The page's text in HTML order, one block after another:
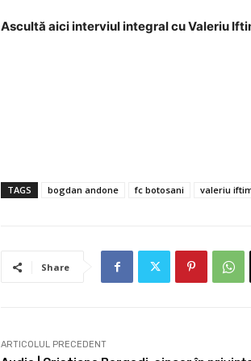
Ascultă aici interviul integral cu Valeriu
TAGS bogdan andone fc botosani valeriu
Share
ARTICOLUL PRECEDENT